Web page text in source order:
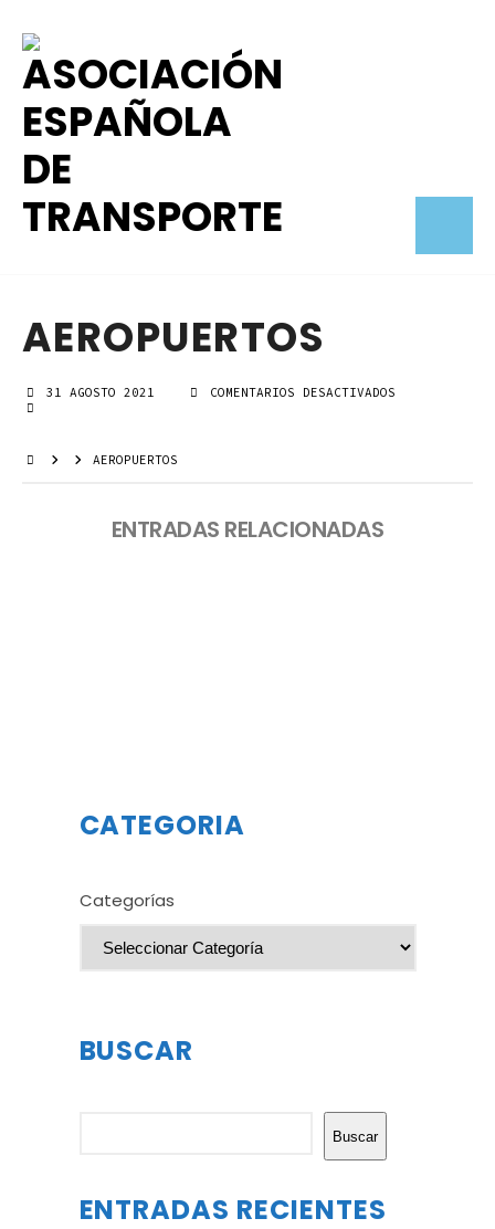
AEROPUERTOS
31 AGOSTO 2021 COMENTARIOS DESACTIVADOS
AEROPUERTOS
ENTRADAS RELACIONADAS
CATEGORIA
Categorías
BUSCAR
Buscar
ENTRADAS RECIENTES